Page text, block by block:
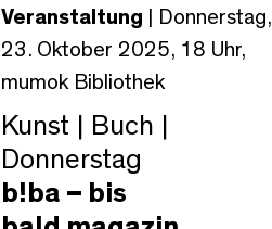
Veranstaltung | Donnerstag,
23. Oktober 2025, 18 Uhr,
mumok Bibliothek
Kunst | Buch |
Donnerstag
b!ba – bis